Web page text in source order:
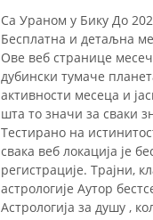
Са Ураном у Бику До
Бесплатна и детаљна
Ове веб странице
дубински тумаче
активности месеца и
шта то значи за сваки
Тестирано на
свака веб локација је
регистрације. Трајни,
астрологије Аутор
Астрологија за душу ,